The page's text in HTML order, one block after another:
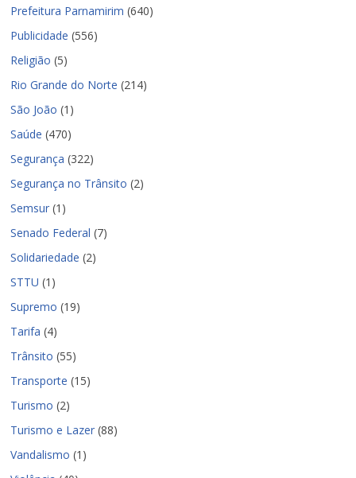
Prefeitura Parnamirim (640)
Publicidade (556)
Religião (5)
Rio Grande do Norte (214)
São João (1)
Saúde (470)
Segurança (322)
Segurança no Trânsito (2)
Semsur (1)
Senado Federal (7)
Solidariedade (2)
STTU (1)
Supremo (19)
Tarifa (4)
Trânsito (55)
Transporte (15)
Turismo (2)
Turismo e Lazer (88)
Vandalismo (1)